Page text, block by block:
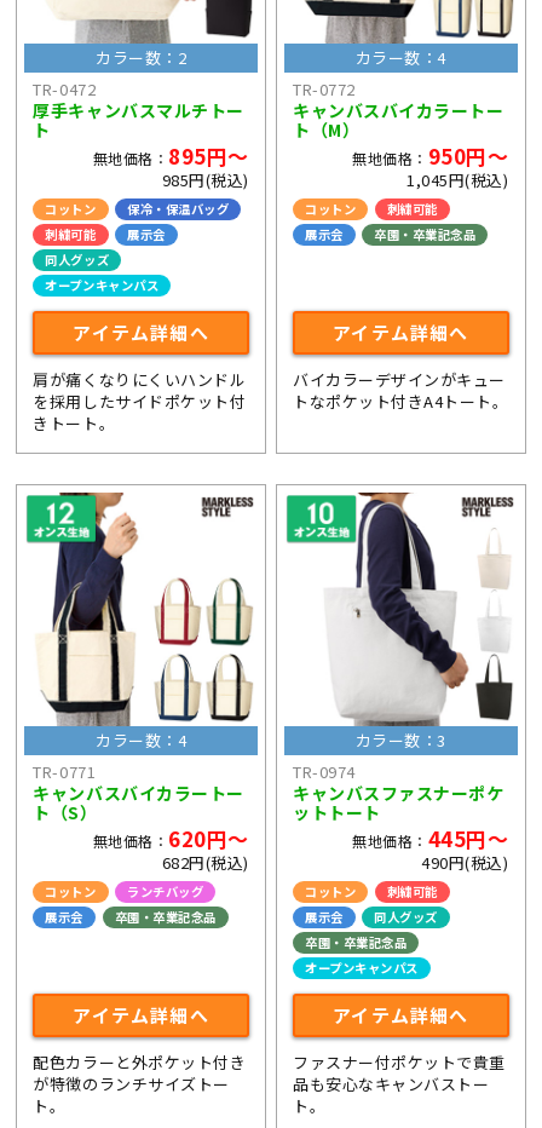
カラー数：2
TR-0472
厚手キャンバスマルチトー
ト
無地価格： 895円～
985円(税込)
コットン
保冷・保温バッグ
刺繍可能
展示会
同人グッズ
オープンキャンパス
アイテム詳細へ
肩が痛くなりにくいハンドル
を採用したサイドポケット付
きトート。
カラー数：4
TR-0772
キャンバスバイカラートー
ト（M）
無地価格： 950円～
1,045円(税込)
コットン
刺繍可能
展示会
卒園・卒業記念品
アイテム詳細へ
バイカラーデザインがキュー
トなポケット付きA4トート。
カラー数：4
TR-0771
キャンバスバイカラートー
ト（S）
無地価格： 620円～
682円(税込)
コットン
ランチバッグ
展示会
卒園・卒業記念品
アイテム詳細へ
配色カラーと外ポケット付き
が特徴のランチサイズトー
ト。
カラー数：3
TR-0974
キャンバスファスナーポケ
ットトート
無地価格： 445円～
490円(税込)
コットン
刺繍可能
展示会
同人グッズ
卒園・卒業記念品
オープンキャンパス
アイテム詳細へ
ファスナー付ポケットで貴重
品も安心なキャンバストー
ト。